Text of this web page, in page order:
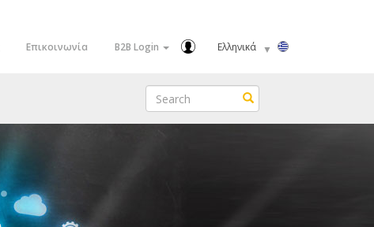
Επικοινωνία B2B Login
Select
language
Search Search